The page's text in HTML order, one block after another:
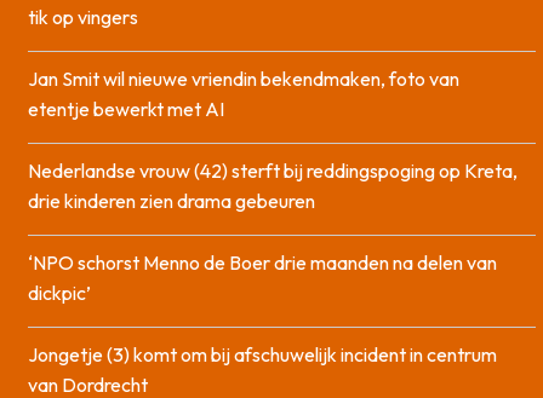
tik op vingers
Jan Smit wil nieuwe vriendin bekendmaken, foto van
etentje bewerkt met AI
Nederlandse vrouw (42) sterft bij reddingspoging op Kreta,
drie kinderen zien drama gebeuren
‘NPO schorst Menno de Boer drie maanden na delen van
dickpic’
Jongetje (3) komt om bij afschuwelijk incident in centrum
van Dordrecht